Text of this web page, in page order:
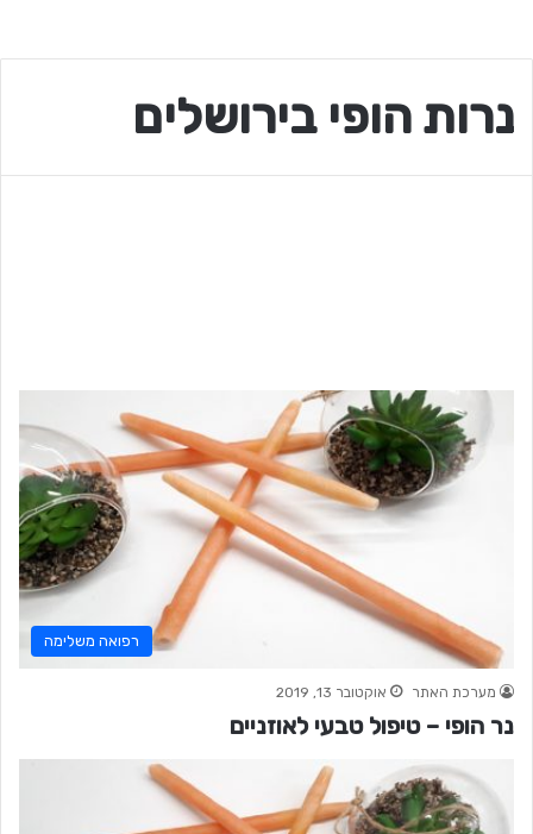
נרות הופי בירושלים
רפואה משלימה
מערכת האתר אוקטובר 13, 2019
נר הופי – טיפול טבעי לאוזניים